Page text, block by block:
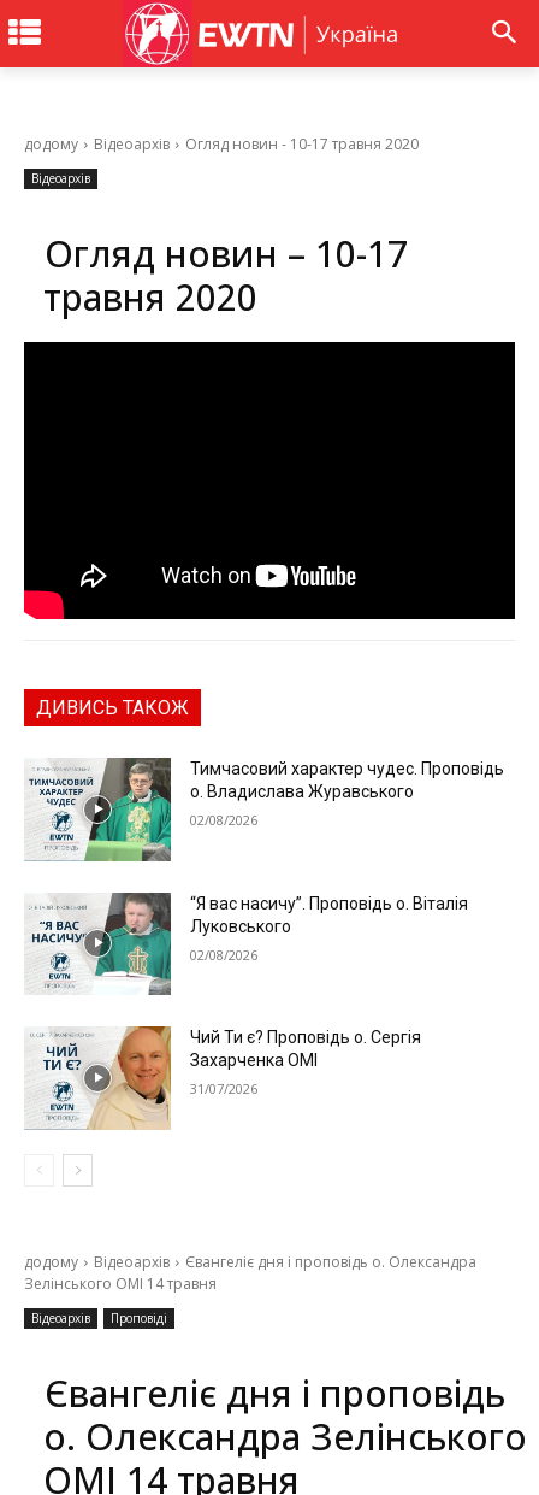
додому Відеоархів Огляд новин - 10-17 травня 2020
Відеоархів
Огляд новин – 10-17
травня 2020
ДИВИСЬ ТАКОЖ
Тимчасовий характер чудес. Проповідь
о. Владислава Журавського
02/08/2026
“Я вас насичу”. Проповідь о. Віталія
Луковського
02/08/2026
Чий Ти є? Проповідь о. Сергія
Захарченка ОМІ
31/07/2026